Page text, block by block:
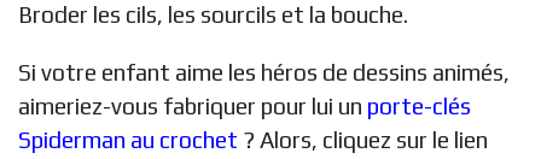
Broder les cils, les sourcils et la bouche.
Si votre enfant aime les héros de dessins animés,
aimeriez-vous fabriquer pour lui un porte-clés
Spiderman au crochet ? Alors, cliquez sur le lien